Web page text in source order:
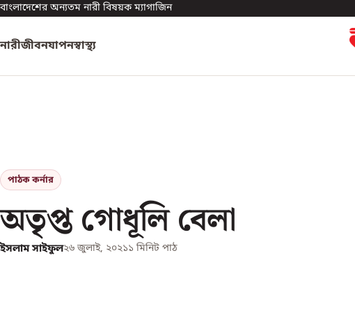
বাংলাদেশের অন্যতম নারী বিষয়ক ম্যাগাজিন
নারীজীবনযাপনস্বাস্থ্য
পাঠক কর্নার
অতৃপ্ত গোধূলি বেলা
ইসলাম সাইফুল২৬ জুলাই, ২০২১১ মিনিট পাঠ